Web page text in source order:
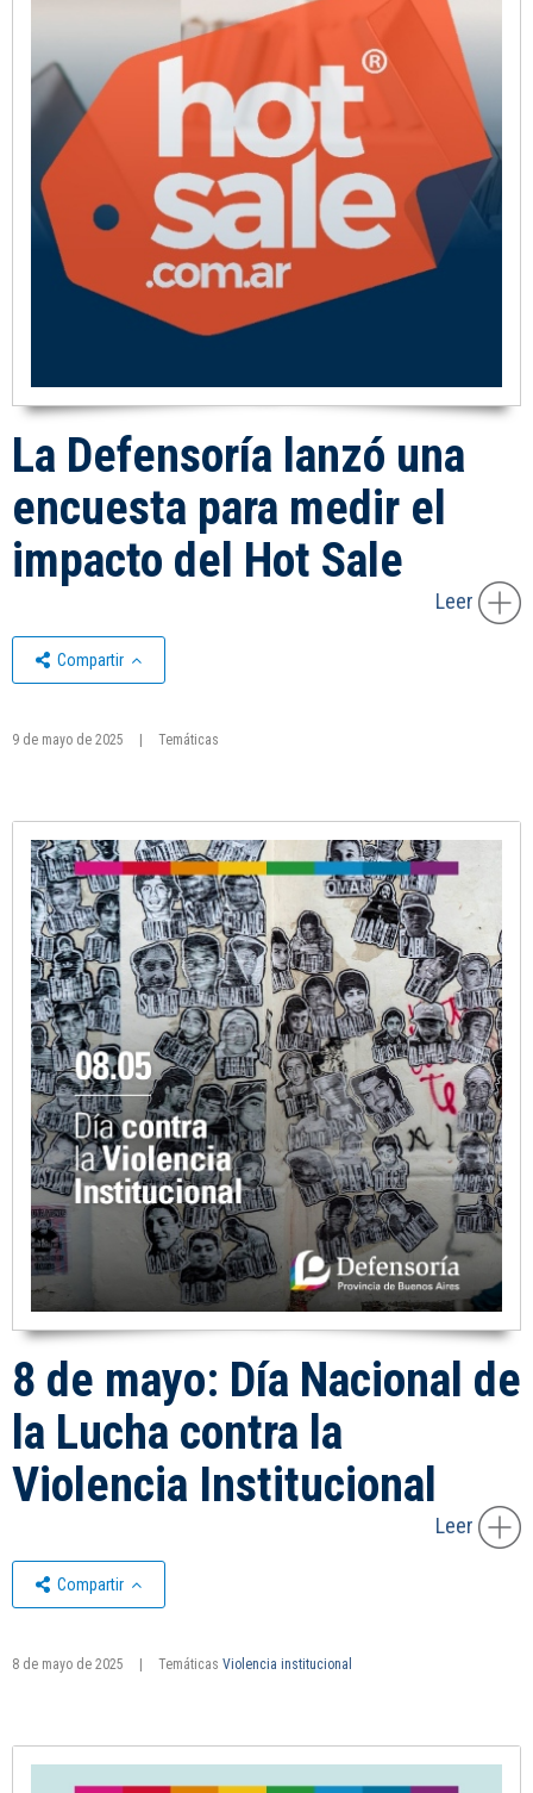
La Defensoría lanzó una
encuesta para medir el
impacto del Hot Sale
Leer
Compartir
9 de mayo de 2025 Temáticas
8 de mayo: Día Nacional de
la Lucha contra la
Violencia Institucional
Leer
Compartir
8 de mayo de 2025 Temáticas Violencia institucional